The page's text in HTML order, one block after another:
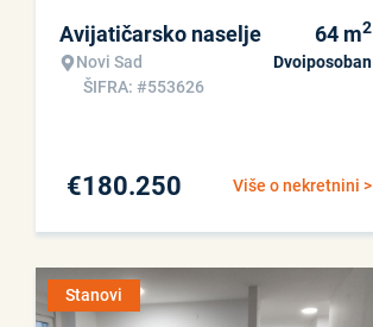
Avijatičarsko naselje
Novi Sad
ŠIFRA: #553626
64 m2
Dvoiposoban
Više o nekretnini >
€180.250
Stanovi